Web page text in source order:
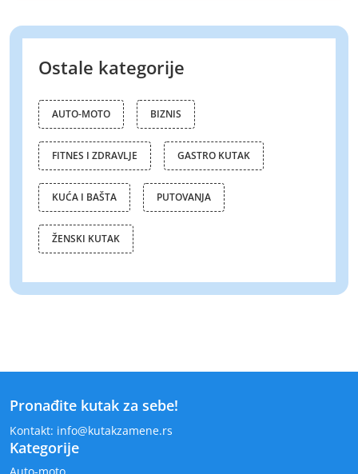
Ostale kategorije
AUTO-MOTO BIZNIS
FITNES I ZDRAVLJE GASTRO KUTAK
KUĆA I BAŠTA PUTOVANJA
ŽENSKI KUTAK
Pronađite kutak za sebe!
Kontakt: info@kutakzamene.rs
Kategorije